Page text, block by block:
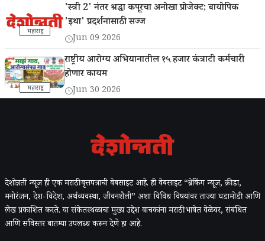
महाराष्ट्र
'स्त्री 2' नंतर श्रद्धा कपूरचा अनोखा प्रोजेक्ट; बायोपिक
'इथा' प्रदर्शनासाठी सज्ज
Jun 09 2026
महाराष्ट्र
राष्ट्रीय आरोग्य अभियानातील १५ हजार कंत्राटी कर्मचारी
होणार कायम
Jun 30 2026
देशोन्नती न्यूज ही एक मराठी वृत्तपत्राची वेबसाइट आहे. ही वेबसाइट “ब्रेकिंग न्यूज, क्रीडा,
मनोरंजन, देश-विदेश, अर्थव्यवस्था, जीवनशैली” अशा विविध विषयांवर ताज्या घडामोडी आणि
लेख प्रकाशित करते. या संकेतस्थळाचा मुख्य उद्देश वाचकांना मराठी भाषेत वेळेवर, संबंधित
आणि सविस्तर बातम्या उपलब्ध करून देणे हा आहे.